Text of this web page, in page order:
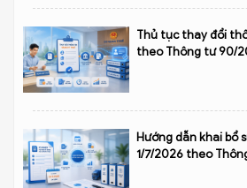
Thủ tục thay đổi
theo Thông tư 90/
Hướng dẫn khai bổ
1/7/2026 theo